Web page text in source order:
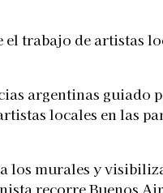
trabajo de artistas
argentinas guiado
locales en las
murales y
recorre Buenos